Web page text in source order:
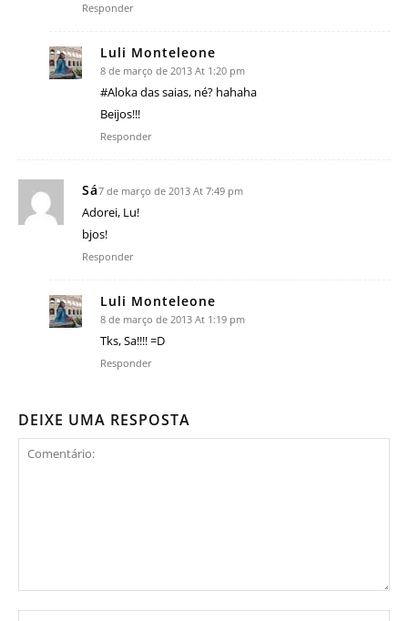
Responder
Luli Monteleone
8 de março de 2013 At 1:20 pm
#Aloka das saias, né? hahaha
Beijos!!!
Responder
Sá7 de março de 2013 At 7:49 pm
Adorei, Lu!
bjos!
Responder
Luli Monteleone
8 de março de 2013 At 1:19 pm
Tks, Sa!!!! =D
Responder
DEIXE UMA RESPOSTA